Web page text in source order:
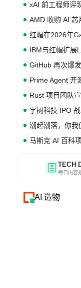
xAI 前工程师评
AMD 收购 AI 芯
红帽在2026年
IBM与红帽扩展
GitHub 再次爆
Prime Agent 开
Rust 项目团队
宇树科技 IPO
潮起潮落，你
马斯克 AI 百科
TECH
每日内容
AI 造物